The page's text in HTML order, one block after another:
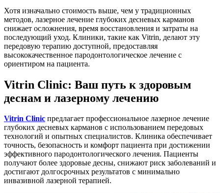
Хотя изначально стоимость выше, чем у традиционных
методов, лазерное лечение глубоких десневых карманов
снижает осложнения, время восстановления и затраты на
последующий уход. Клиники, такие как Vitrin, делают эту
передовую терапию доступной, предоставляя
высококачественное пародонтологическое лечение с
ориентиром на пациента.
Vitrin Clinic: Ваш путь к здоровым
деснам и лазерному лечению
Vitrin Clinic предлагает профессиональное лазерное лечение
глубоких десневых карманов с использованием передовых
технологий и опытных специалистов. Клиника обеспечивает
точность, безопасность и комфорт пациента при достижении
эффективного пародонтологического лечения. Пациенты
получают более здоровые десны, снижают риск заболеваний и
достигают долгосрочных результатов с минимально
инвазивной лазерной терапией.